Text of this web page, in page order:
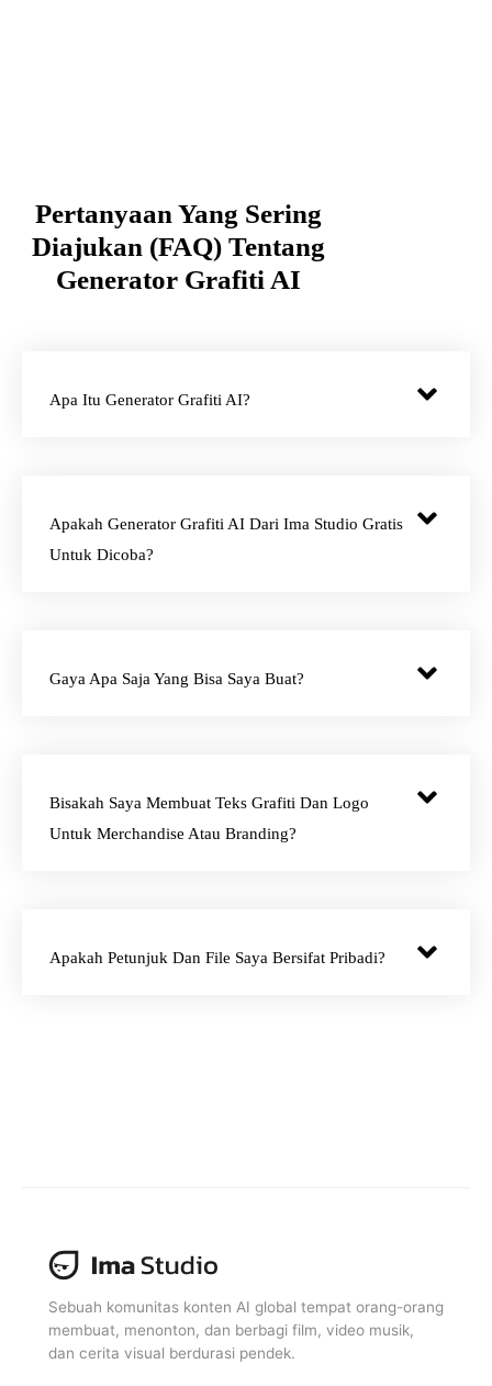
Pertanyaan Yang Sering
Diajukan (FAQ) Tentang
Generator Grafiti AI
Apa Itu Generator Grafiti AI?
Apakah Generator Grafiti AI Dari Ima Studio Gratis
Untuk Dicoba?
Gaya Apa Saja Yang Bisa Saya Buat?
Bisakah Saya Membuat Teks Grafiti Dan Logo
Untuk Merchandise Atau Branding?
Apakah Petunjuk Dan File Saya Bersifat Pribadi?
Sebuah komunitas konten AI global tempat orang-orang
membuat, menonton, dan berbagi film, video musik,
dan cerita visual berdurasi pendek.